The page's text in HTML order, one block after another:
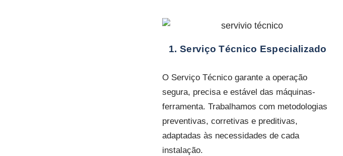
1. Serviço Técnico Especializado
O Serviço Técnico garante a operação
segura, precisa e estável das máquinas-
ferramenta. Trabalhamos com metodologias
preventivas, corretivas e preditivas,
adaptadas às necessidades de cada
instalação.